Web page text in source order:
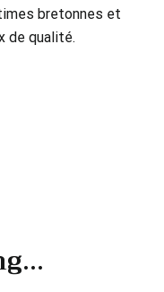
bretonnes et
de qualité.